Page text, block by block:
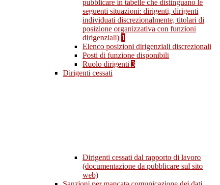
pubblicare in tabelle che distinguano le
seguenti situazioni: dirigenti, dirigenti
individuati discrezionalmente, titolari di
posizione organizzativa con funzioni
dirigenziali) 1
Elenco posizioni dirigenziali discrezionali
Posti di funzione disponibili
Ruolo dirigenti 3
Dirigenti cessati
Dirigenti cessati dal rapporto di lavoro
(documentazione da pubblicare sul sito
web)